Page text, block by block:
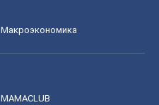
Mакроэкономика
MAMACLUB